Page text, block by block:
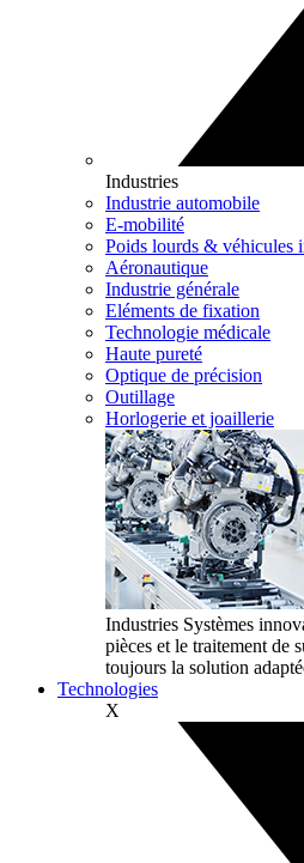
Industries
Industrie automobile
E-mobilité
Poids lourds & véhicules
Aéronautique
Industrie générale
Eléments de fixation
Technologie médicale
Haute pureté
Optique de précision
Outillage
Horlogerie et joaillerie
Industries Systèmes
pièces et le traitement de
toujours la solution
Technologies
X